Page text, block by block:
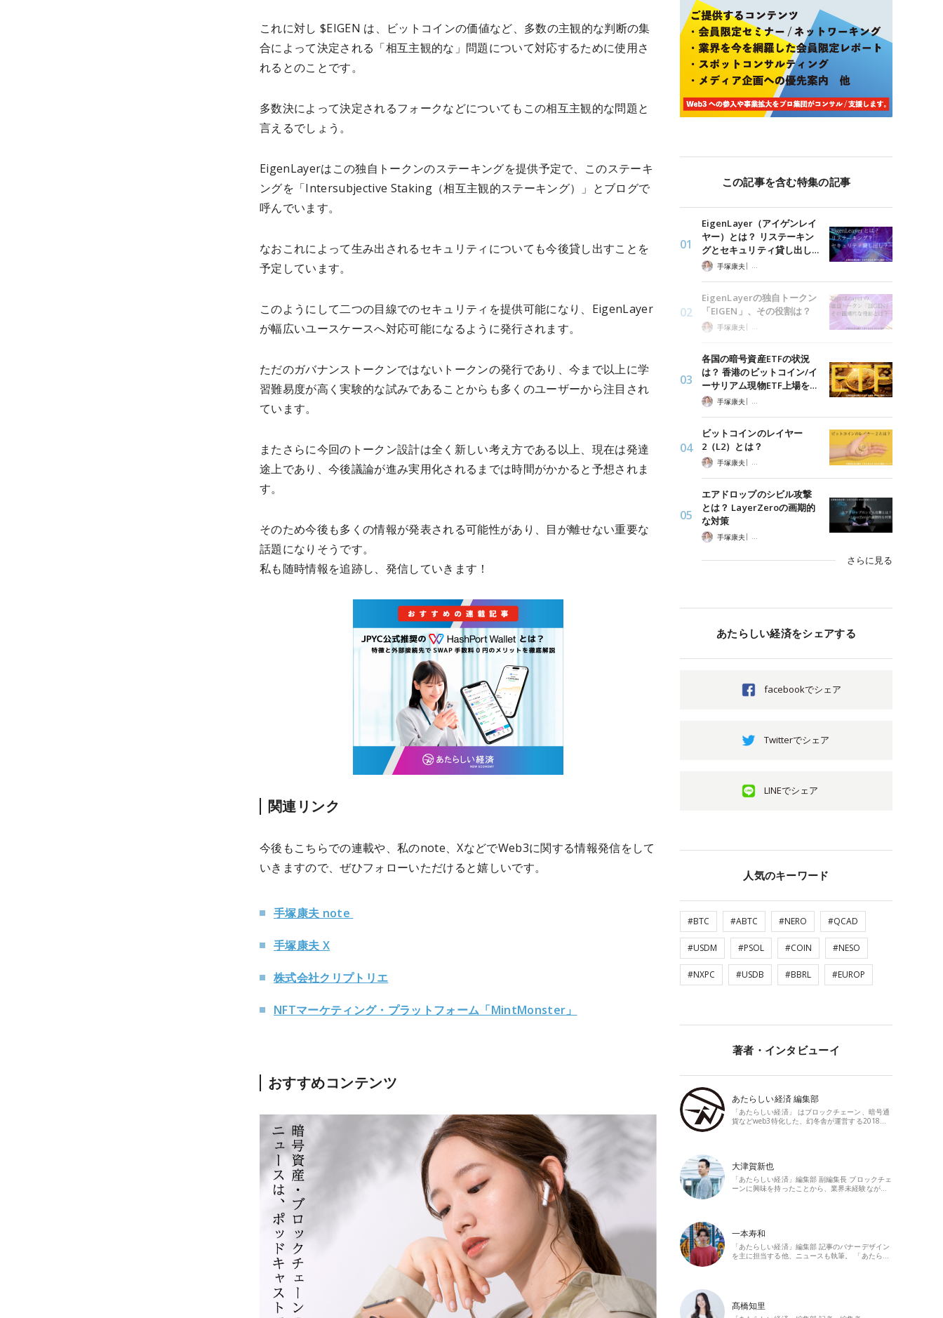
これに対し $EIGEN は、ビットコインの価値など、多数の主観的な判断の集
合によって決定される「相互主観的な」問題について対応するために使用さ
れるとのことです。
多数決によって決定されるフォークなどについてもこの相互主観的な問題と
言えるでしょう。
EigenLayerはこの独自トークンのステーキングを提供予定で、このステーキ
ングを「Intersubjective Staking（相互主観的ステーキング）」とブログで
呼んでいます。
なおこれによって生み出されるセキュリティについても今後貸し出すことを
予定しています。
このようにして二つの目線でのセキュリティを提供可能になり、EigenLayer
が幅広いユースケースへ対応可能になるように発行されます。
ただのガバナンストークンではないトークンの発行であり、今まで以上に学
習難易度が高く実験的な試みであることからも多くのユーザーから注目され
ています。
またさらに今回のトークン設計は全く新しい考え方である以上、現在は発達
途上であり、今後議論が進み実用化されるまでは時間がかかると予想されま
す。
そのため今後も多くの情報が発表される可能性があり、目が離せない重要な
話題になりそうです。
私も随時情報を追跡し、発信していきます！
関連リンク
今後もこちらでの連載や、私のnote、XなどでWeb3に関する情報発信をして
いきますので、ぜひフォローいただけると嬉しいです。
手塚康夫 note
手塚康夫 X
株式会社クリプトリエ
NFTマーケティング・プラットフォーム「MintMonster」
おすすめコンテンツ
この記事を含む特集の記事
EigenLayer（アイゲンレイ
ヤー）とは？ リステーキン
グとセキュリティ貸し出し…
手塚康夫 |
企業担当者必読！３分でわかるWeb3最新トレンド
EigenLayerの独自トークン
「EIGEN」、その役割は？
手塚康夫 |
企業担当者必読！３分でわかるWeb3最新トレンド
各国の暗号資産ETFの状況
は？ 香港のビットコイン/イ
ーサリアム現物ETF上場を…
手塚康夫 |
企業担当者必読！３分でわかるWeb3最新トレンド
ビットコインのレイヤー
2（L2）とは？
手塚康夫 |
企業担当者必読！３分でわかるWeb3最新トレンド
エアドロップのシビル攻撃
とは？ LayerZeroの画期的
な対策
手塚康夫 |
企業担当者必読！３分でわかるWeb3最新トレンド
さらに見る
あたらしい経済をシェアする
facebookでシェア
Twitterでシェア
LINEでシェア
人気のキーワード
#BTC #ABTC #NERO #QCAD
#USDM #PSOL #COIN #NESO
#NXPC #USDB #BBRL #EUROP
著者・インタビューイ
あたらしい経済 編集部
「あたらしい経済」 はブロックチェーン、暗号通
貨などweb3特化した、幻冬舎が運営する2018…
大津賀新也
「あたらしい経済」編集部 副編集長 ブロックチェ
ーンに興味を持ったことから、業界未経験なが…
一本寿和
「あたらしい経済」編集部 記事のバナーデザイン
を主に担当する他、ニュースも執筆。 「あたら…
髙橋知里